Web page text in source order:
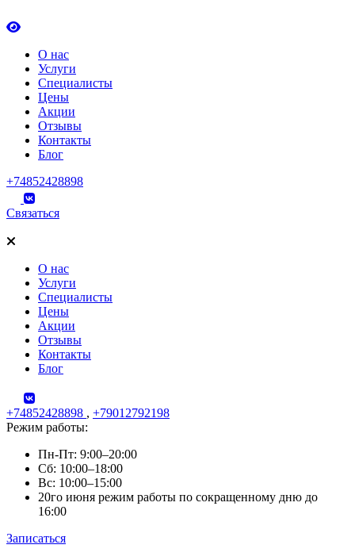
О нас
Услуги
Специалисты
Цены
Акции
Отзывы
Контакты
Блог
+74852428898
Связаться
О нас
Услуги
Специалисты
Цены
Акции
Отзывы
Контакты
Блог
+74852428898 , +79012792198
Режим работы:
Пн-Пт: 9:00–20:00
Сб: 10:00–18:00
Вс: 10:00–15:00
20го июня режим работы по сокращенному дню до
16:00
Записаться